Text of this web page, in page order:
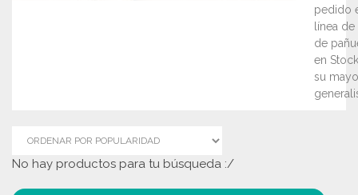
pedido
línea de
de
en
su
No hay productos para tu búsqueda :/